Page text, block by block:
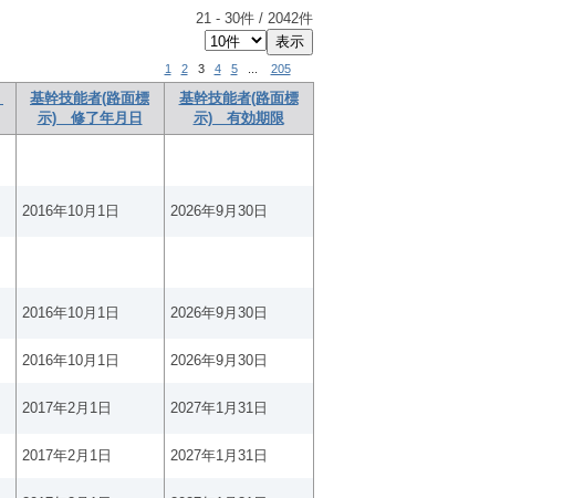
21- 30件 / 2042件
1 2 3 4 5 205
基幹技能者(路面標
示) 修了年月日
基幹技能者(路面標
示) 有効期限
2016年10月1日 2026年9月30日
2016年10月1日 2026年9月30日
2016年10月1日 2026年9月30日
2017年2月1日 2027年1月31日
2017年2月1日 2027年1月31日